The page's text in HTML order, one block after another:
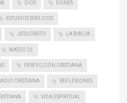
DIOS DONES
ESTUDIOS BÍBLICOS
JESUCRISTO LA BIBLIA
MATEO 25
PERFECCIÓN CRISTIANA
CRISTIANA REFLEXIONES
VIDA ESPIRITUAL